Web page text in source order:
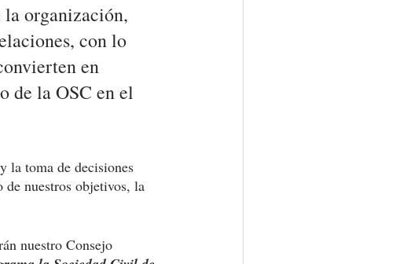
la organización,
con lo
en
de la OSC en el
la toma de decisiones
nuestros objetivos, la
nuestro Consejo